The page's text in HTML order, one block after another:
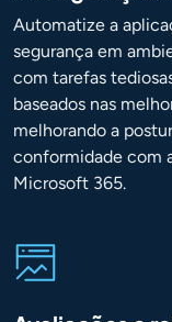
Automatize a
segurança em
com tarefas
baseados nas
melhorando a
conformidade com
Microsoft 365.